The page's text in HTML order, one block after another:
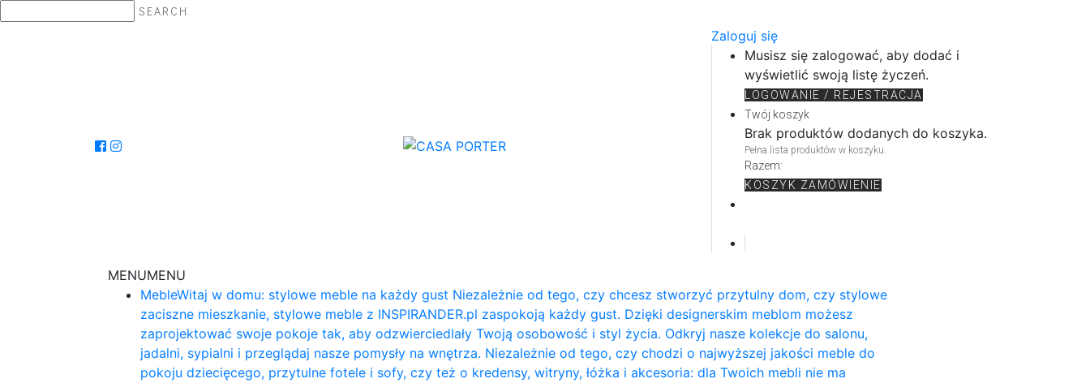
SEARCH
Zaloguj się
Musisz się zalogować, aby dodać i
wyświetlić swoją listę życzeń.
LOGOWANIE / REJESTRACJA
Twój koszyk
Brak produktów dodanych do koszyka.
Pełna lista produktów w koszyku.
Razem:
KOSZYK ZAMÓWIENIE
MENUMENU
MebleWitaj w domu: stylowe meble na każdy gust Niezależnie od tego, czy chcesz stworzyć przytulny dom, czy stylowe
zaciszne mieszkanie, stylowe meble z INSPIRANDER.pl zaspokoją każdy gust. Dzięki designerskim meblom możesz
zaprojektować swoje pokoje tak, aby odzwierciedlały Twoją osobowość i styl życia. Odkryj nasze kolekcje do salonu,
jadalni, sypialni i przeglądaj nasze pomysły na wnętrza. Niezależnie od tego, czy chodzi o najwyższej jakości meble do
pokoju dziecięcego, przytulne fotele i sofy, czy też o kredensy, witryny, łóżka i akcesoria: dla Twoich mebli nie ma